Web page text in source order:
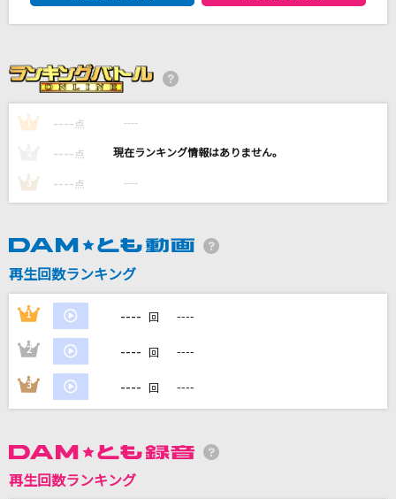
T.M.Revolution
ONE OK ROCK
KING
夢中
「ハジメマシテ」
宮川愛李
もっと見る
カラオケ最新情報をチェック！
DAMに会員登録・ログインして
1 ---- 点 ----
---- 点 ----
3 ---- 点 ----
再生回数ランキング
1 ---- 回 ----
2 ---- 回 ----
3 ---- 回 ----
再生回数ランキング